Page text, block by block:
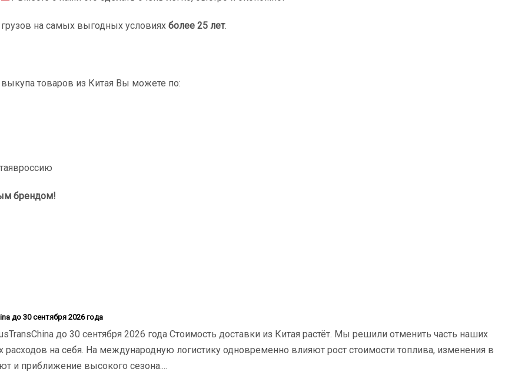
на самых выгодных условиях более 25 лет.
выкупа товаров из Китая Вы можете по:
брендом!
до 30 сентября 2026 года
до 30 сентября 2026 года Стоимость доставки из Китая растёт. Мы решили отменить часть наших
расходов на себя. На международную логистику одновременно влияют рост стоимости топлива, изменения в
и приближение высокого сезона....